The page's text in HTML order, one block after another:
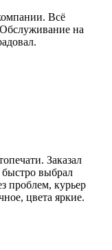
Всё
на
Заказал
выбрал
проблем, курьер
цвета яркие.